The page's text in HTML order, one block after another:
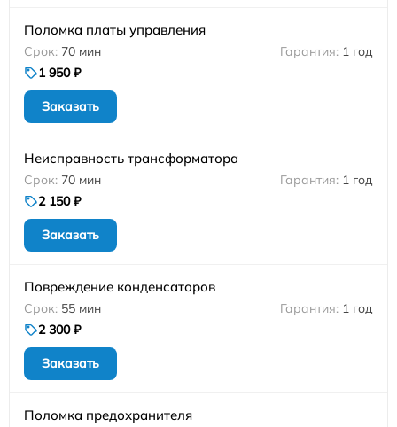
Поломка платы управления
70 мин
1 год
1 950 ₽
Заказать
Неисправность трансформатора
70 мин
1 год
2 150 ₽
Заказать
Повреждение конденсаторов
55 мин
1 год
2 300 ₽
Заказать
Поломка предохранителя